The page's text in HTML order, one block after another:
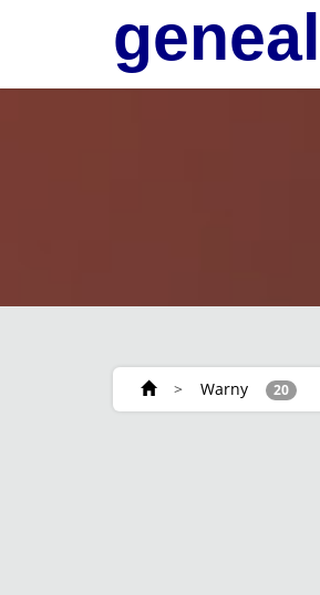
> Warny 20